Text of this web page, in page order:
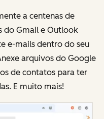
a centenas de
do Gmail e Outlook
e-mails dentro do seu
arquivos do Google
de contatos para ter
E muito mais!